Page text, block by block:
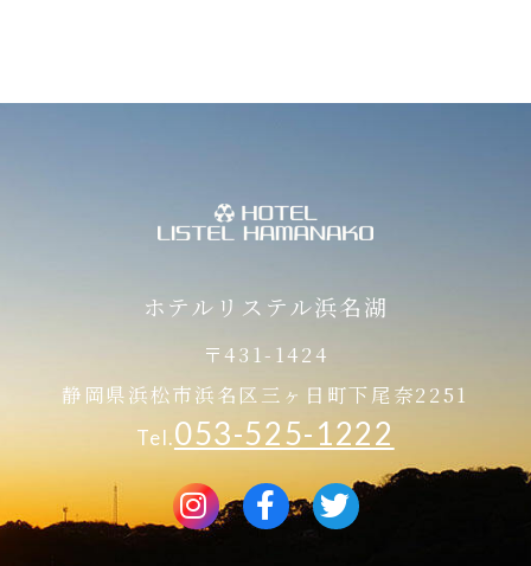
ホテルリステル浜名湖
〒431-1424
静岡県浜松市浜名区三ヶ日町下尾奈2251
Tel.053-525-1222